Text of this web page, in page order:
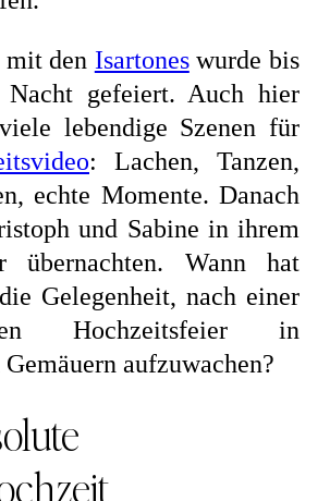
mit den Isartoneswurde bis
gefeiert. Auch hier
lebendige Szenen für
: Lachen, Tanzen,
echte Momente. Danach
und Sabine in ihrem
übernachten. Wann hat
Gelegenheit, nach einer
Hochzeitsfeier in
aufzuwachen?